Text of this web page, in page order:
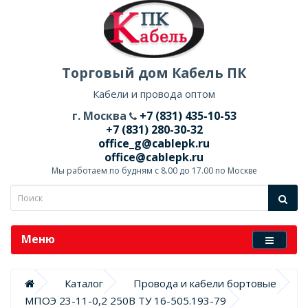
Торговый дом Кабель ПК
Кабели и провода оптом
г. Москва
+7 (831) 435-10-53
+7 (831) 280-30-32
office_g@cablepk.ru
office@cablepk.ru
Мы работаем по будням с 8.00 до 17.00 по Москве
Меню
Каталог
Провода и кабели бортовые
МПОЭ 23-11-0,2 250В ТУ 16-505.193-79